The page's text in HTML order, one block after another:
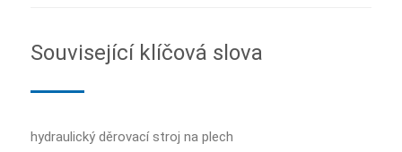
Související klíčová slova
hydraulický děrovací stroj na plech